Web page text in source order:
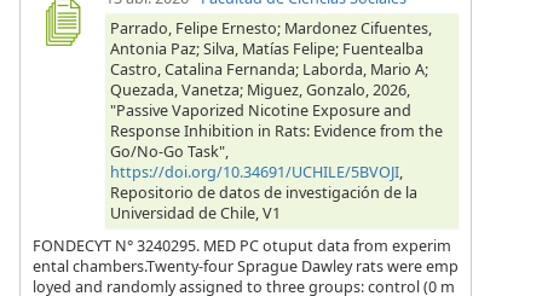
Parrado, Felipe Ernesto; Mardonez Cifuentes,
Antonia Paz; Silva, Matías Felipe; Fuentealba
Castro, Catalina Fernanda; Laborda, Mario A;
Quezada, Vanetza; Miguez, Gonzalo, 2026,
"Passive Vaporized Nicotine Exposure and
Response Inhibition in Rats: Evidence from the
Go/No-Go Task",
https://doi.org/10.34691/UCHILE/5BVOJI,
Repositorio de datos de investigación de la
Universidad de Chile, V1
FONDECYT N° 3240295. MED PC otuput data from experim
ental chambers.Twenty-four Sprague Dawley rats were emp
loyed and randomly assigned to three groups: control (0 m